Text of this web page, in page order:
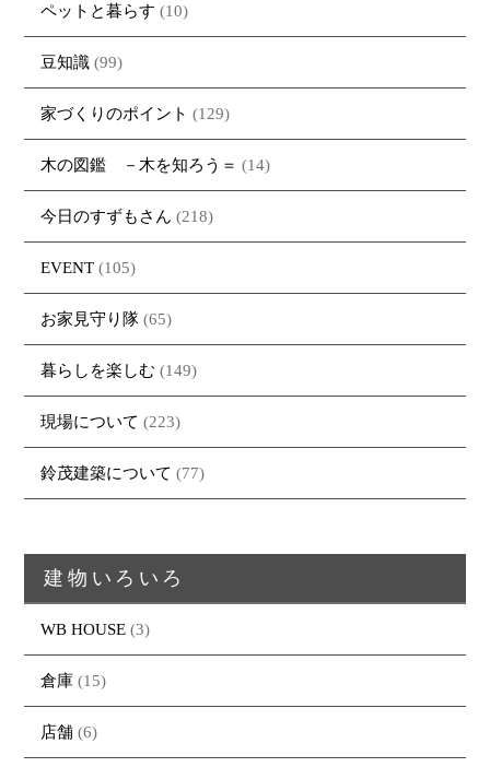
ペットと暮らす (10)
豆知識 (99)
家づくりのポイント (129)
木の図鑑 －木を知ろう＝ (14)
今日のすずもさん (218)
EVENT (105)
お家見守り隊 (65)
暮らしを楽しむ (149)
現場について (223)
鈴茂建築について (77)
建物いろいろ
WB HOUSE (3)
倉庫 (15)
店舗 (6)